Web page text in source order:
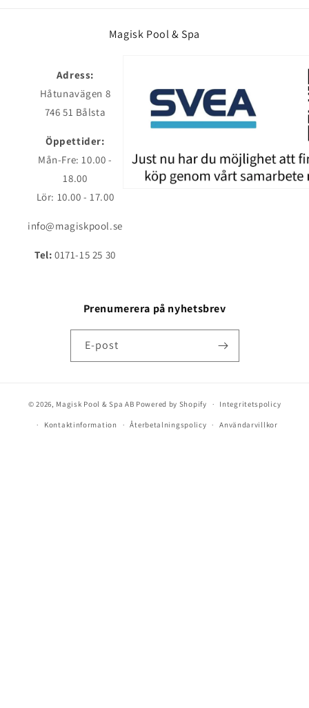
Magisk Pool & Spa
Adress:
Håtunavägen 8
746 51 Bålsta
Öppettider:
Mån-Fre: 10.00 -
18.00
Lör: 10.00 - 17.00
info@magiskpool.se
Tel: 0171-15 25 30
Prenumerera på nyhetsbrev
E-post
© 2026, Magisk Pool & Spa AB Powered by Shopify Integritetspolicy
Kontaktinformation Återbetalningspolicy Användarvillkor